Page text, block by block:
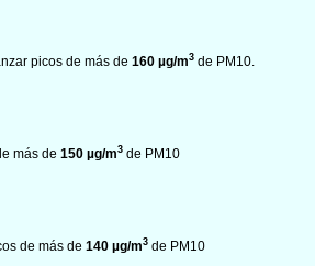
picos de más de 160 µg/m3 de PM10.
más de 150 µg/m3 de PM10
de más de 140 µg/m3 de PM10